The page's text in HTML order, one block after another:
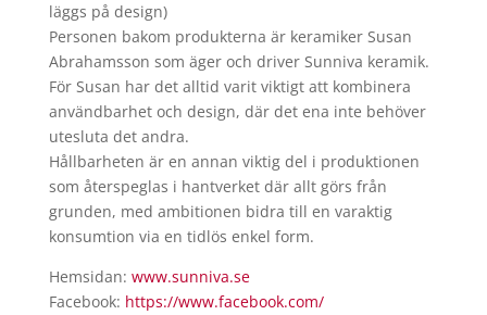
läggs på design)
Personen bakom produkterna är keramiker Susan
Abrahamsson som äger och driver Sunniva keramik.
För Susan har det alltid varit viktigt att kombinera
användbarhet och design, där det ena inte behöver
utesluta det andra.
Hållbarheten är en annan viktig del i produktionen
som återspeglas i hantverket där allt görs från
grunden, med ambitionen bidra till en varaktig
konsumtion via en tidlös enkel form.
Hemsidan: www.sunniva.se
Facebook: https://www.facebook.com/